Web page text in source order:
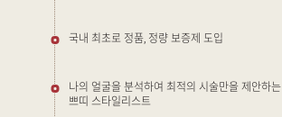
국내 최초로 정품, 정량 보증제 도입
나의 얼굴을 분석하여 최적의 시술만을 제안하는
쁘띠 스타일리스트